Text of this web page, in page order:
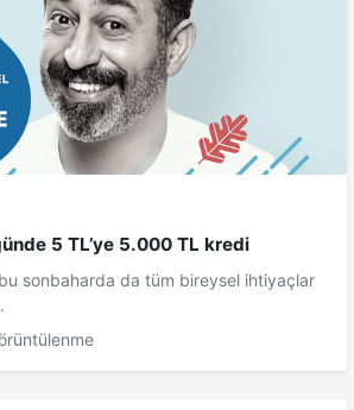
5 TL’ye 5.000 TL kredi
sonbaharda da tüm bireysel ihtiyaçlar